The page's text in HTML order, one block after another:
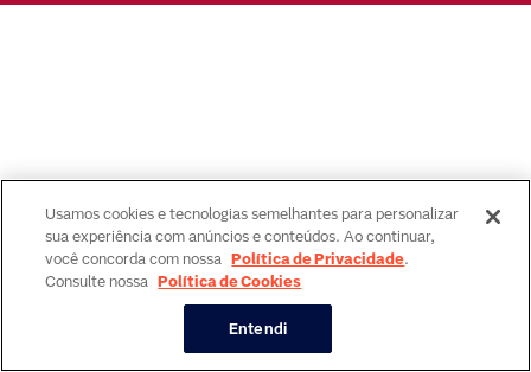
Usamos cookies e tecnologias semelhantes para personalizar
sua experiência com anúncios e conteúdos. Ao continuar,
você concorda com nossa Política de Privacidade.
Consulte nossa Política de Cookies
Entendi